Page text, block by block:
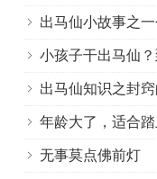
出马仙小故事之
小孩子干出马仙？到
出马仙知识之封
年龄大了，适合踏上出
无事莫点佛前灯